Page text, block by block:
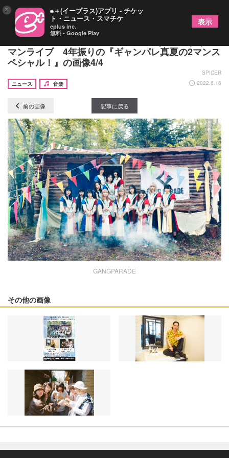
GANG PARADEが呂布カルマ、Cody・Lee(李)と2
マンライブ 4年振りの『ギャンパレ真夏の2マンス
ペシャル！』の画像4/4
SPICER
ニュース
音楽 2022.6.16
前の画像 記事に戻る
GANGPARADE
その他の画像
× e＋(イープラス)アプリ - チケッ
ト・ニュース・スマチケ
eplus inc.
無料 - Google Play
表示